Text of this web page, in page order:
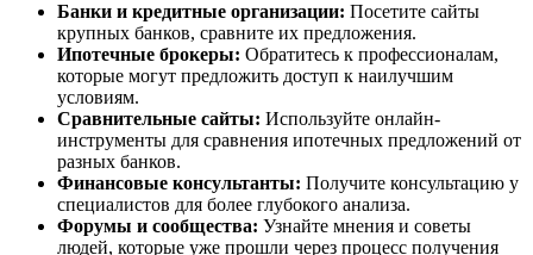
Банки и кредитные организации: Посетите сайты
крупных банков, сравните их предложения.
Ипотечные брокеры: Обратитесь к профессионалам,
которые могут предложить доступ к наилучшим
условиям.
Сравнительные сайты: Используйте онлайн-
инструменты для сравнения ипотечных предложений от
разных банков.
Финансовые консультанты: Получите консультацию у
специалистов для более глубокого анализа.
Форумы и сообщества: Узнайте мнения и советы
людей, которые уже прошли через процесс получения